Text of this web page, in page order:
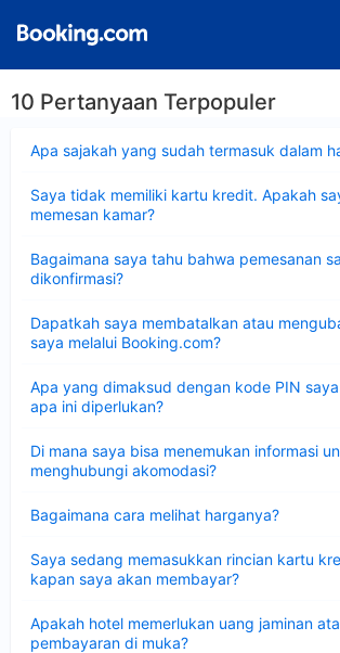
10 Pertanyaan Terpopuler
Apa sajakah yang sudah termasuk dalam
Saya tidak memiliki kartu kredit. Apakah
memesan kamar?
Bagaimana saya tahu bahwa pemesanan
dikonfirmasi?
Dapatkah saya membatalkan atau
saya melalui Booking.com?
Apa yang dimaksud dengan kode PIN
apa ini diperlukan?
Di mana saya bisa menemukan informasi
menghubungi akomodasi?
Bagaimana cara melihat harganya?
Saya sedang memasukkan rincian kartu
kapan saya akan membayar?
Apakah hotel memerlukan uang jaminan
pembayaran di muka?